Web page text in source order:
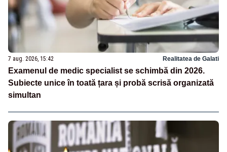
7 aug. 2026, 15:42 Realitatea de Galati
Examenul de medic specialist se schimbă din 2026.
Subiecte unice în toată țara și probă scrisă organizată
simultan